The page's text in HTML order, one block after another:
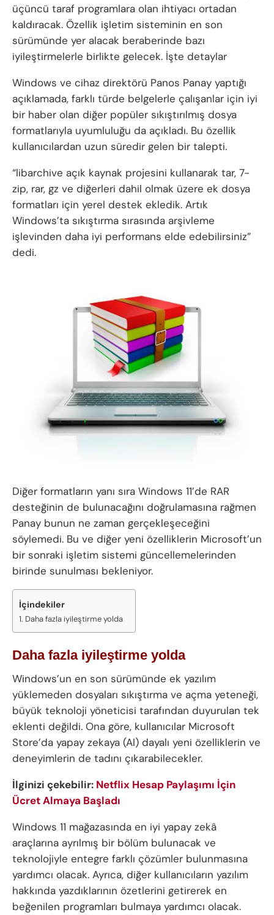
üçüncü taraf programlara olan ihtiyacı ortadan
kaldıracak. Özellik işletim sisteminin en son
sürümünde yer alacak beraberinde bazı
iyileştirmelerle birlikte gelecek. İşte detaylar
Windows ve cihaz direktörü Panos Panay yaptığı
açıklamada, farklı türde belgelerle çalışanlar için iyi
bir haber olan diğer popüler sıkıştırılmış dosya
formatlarıyla uyumluluğu da açıkladı. Bu özellik
kullanıcılardan uzun süredir gelen bir talepti.
“libarchive açık kaynak projesini kullanarak tar, 7-
zip, rar, gz ve diğerleri dahil olmak üzere ek dosya
formatları için yerel destek ekledik. Artık
Windows’ta sıkıştırma sırasında arşivleme
işlevinden daha iyi performans elde edebilirsiniz”
dedi.
Diğer formatların yanı sıra Windows 11’de RAR
desteğinin de bulunacağını doğrulamasına rağmen
Panay bunun ne zaman gerçekleşeceğini
söylemedi. Bu ve diğer yeni özelliklerin Microsoft’un
bir sonraki işletim sistemi güncellemelerinden
birinde sunulması bekleniyor.
İçindekiler
Daha fazla iyileştirme yolda
Daha fazla iyileştirme yolda
Windows’un en son sürümünde ek yazılım
yüklemeden dosyaları sıkıştırma ve açma yeteneği,
büyük teknoloji yöneticisi tarafından duyurulan tek
eklenti değildi. Ona göre, kullanıcılar Microsoft
Store’da yapay zekaya (AI) dayalı yeni özelliklerin ve
deneyimlerin de tadını çıkarabilecekler.
İlginizi çekebilir: Netflix Hesap Paylaşımı İçin
Ücret Almaya Başladı
Windows 11 mağazasında en iyi yapay zekâ
araçlarına ayrılmış bir bölüm bulunacak ve
teknolojiyle entegre farklı çözümler bulunmasına
yardımcı olacak. Ayrıca, diğer kullanıcıların yazılım
hakkında yazdıklarının özetlerini getirerek en
beğenilen programları bulmaya yardımcı olacak.